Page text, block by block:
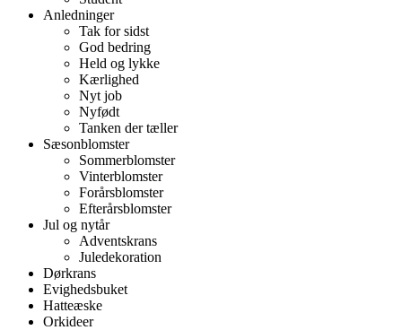
Anledninger
Tak for sidst
God bedring
Held og lykke
Kærlighed
Nyt job
Nyfødt
Tanken der tæller
Sæsonblomster
Sommerblomster
Vinterblomster
Forårsblomster
Efterårsblomster
Jul og nytår
Adventskrans
Juledekoration
Dørkrans
Evighedsbuket
Hatteæske
Orkideer